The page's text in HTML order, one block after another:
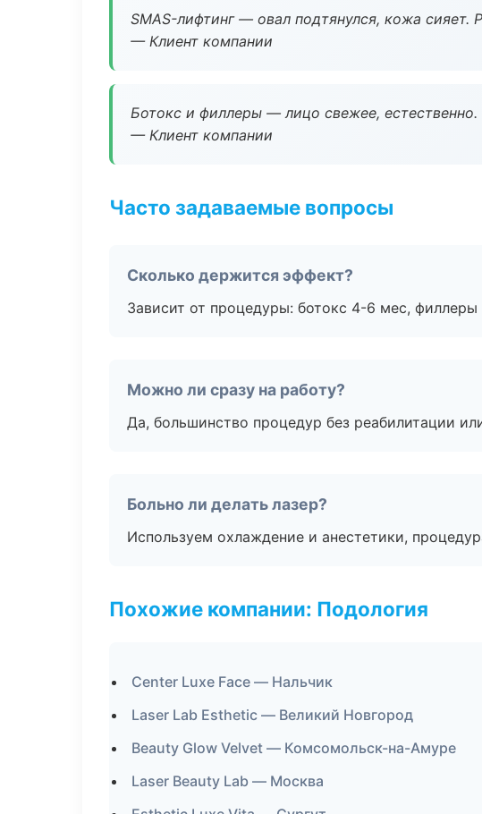
SMAS-лифтинг — овал подтянулся, кожа сияет.
— Клиент компании
Ботокс и филлеры — лицо свежее, естественно.
— Клиент компании
Часто задаваемые вопросы
Сколько держится эффект?
Зависит от процедуры: ботокс 4-6 мес,
Можно ли сразу на работу?
Да, большинство процедур без реабилитации
Больно ли делать лазер?
Используем охлаждение и анестетики,
Похожие компании: Подология
Center Luxe Face — Нальчик
Laser Lab Esthetic — Великий Новгород
Beauty Glow Velvet — Комсомольск-на-Амуре
Laser Beauty Lab — Москва